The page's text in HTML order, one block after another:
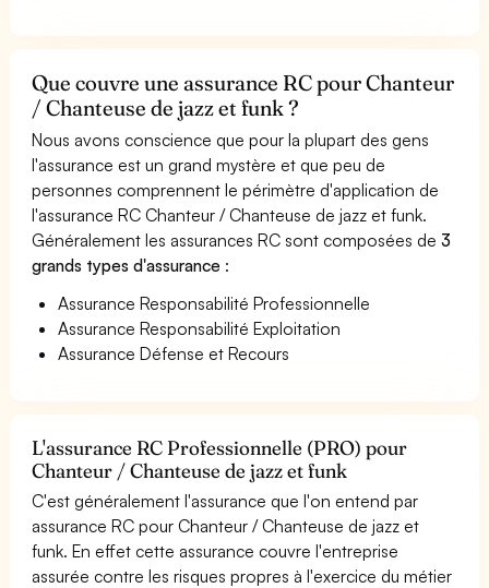
Que couvre une assurance RC pour Chanteur
/ Chanteuse de jazz et funk ?
Nous avons conscience que pour la plupart des gens
l'assurance est un grand mystère et que peu de
personnes comprennent le périmètre d'application de
l'assurance RC Chanteur / Chanteuse de jazz et funk.
Généralement les assurances RC sont composées de3
grands types d'assurance :
Assurance Responsabilité Professionnelle
Assurance Responsabilité Exploitation
Assurance Défense et Recours
L'assurance RC Professionnelle (PRO) pour
Chanteur / Chanteuse de jazz et funk
C'est généralement l'assurance que l'on entend par
assurance RC pour Chanteur / Chanteuse de jazz et
funk. En effet cette assurance couvre l'entreprise
assurée contre les risques propres à l'exercice du métier